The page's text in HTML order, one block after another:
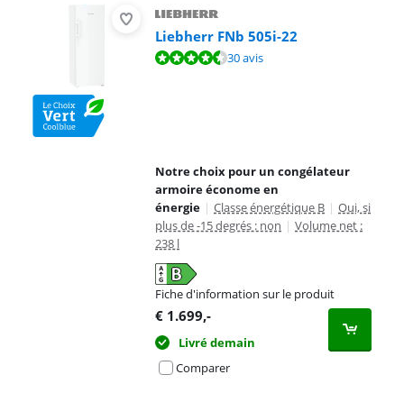
Liebherr FNb 505i-22
La note est de 9,2 sur 10, basée sur 30 avis.30 avis
Notre choix pour un congélateur
armoire économe en
énergie | Classe énergétique B | Oui, si
plus de -15 degrés : non | Volume net :
238 l
Fiche d'information sur le produit
s'ouvre dans un nouvel onglet
€ 1.699,-
Livré demain
Comparer